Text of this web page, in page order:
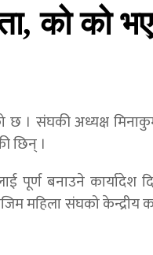
को को भए
छ । संघकी अध्यक्ष
छिन् ।
पूर्ण बनाउने कार्यादेश
महिला संघको केन्द्रीय